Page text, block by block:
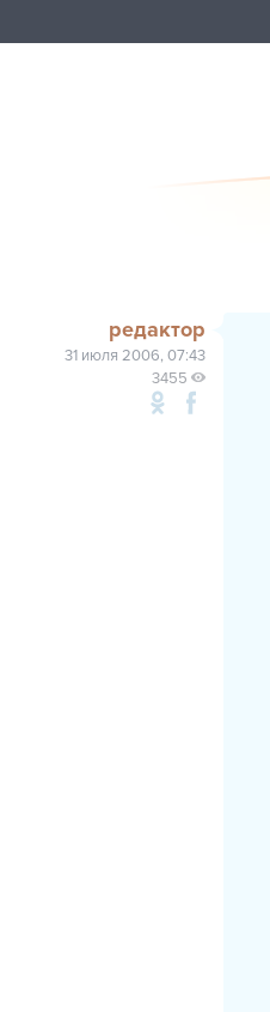
редактор
31 июля 2006, 07:43
3455